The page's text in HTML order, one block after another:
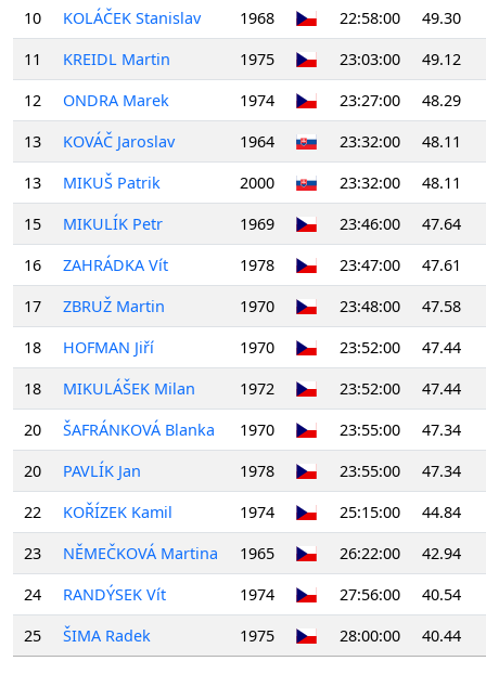
10
KOLÁČEK Stanislav 1968 22:58:00
49.30
11
KREIDL Martin 1975 23:03:00
49.12
12
ONDRA Marek 1974 23:27:00
48.29
13
KOVÁČ Jaroslav 1964 23:32:00
48.11
13
MIKUŠ Patrik 2000 23:32:00
48.11
15
MIKULÍK Petr 1969 23:46:00
47.64
16
ZAHRÁDKA Vít 1978 23:47:00
47.61
17
ZBRUŽ Martin 1970 23:48:00
47.58
18
HOFMAN Jiří 1970 23:52:00
47.44
18
MIKULÁŠEK Milan 1972 23:52:00
47.44
20
ŠAFRÁNKOVÁ Blanka 1970 23:55:00
47.34
20
PAVLÍK Jan 1978 23:55:00
47.34
22
KOŘÍZEK Kamil 1974 25:15:00
44.84
23
NĚMEČKOVÁ Martina 1965 26:22:00
42.94
24
RANDÝSEK Vít 1974 27:56:00
40.54
25
ŠIMA Radek 1975 28:00:00 40.44